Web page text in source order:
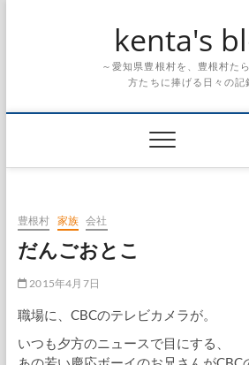
kenta's
～愛知県豊根村を、豊根村た
方たちに捧げる日々の記
豊根村 家族 会社
だんごおとこ
2015年4月7日
職場に、CBCのテレビカメラが。
いつも夕方のニュースで目にする、